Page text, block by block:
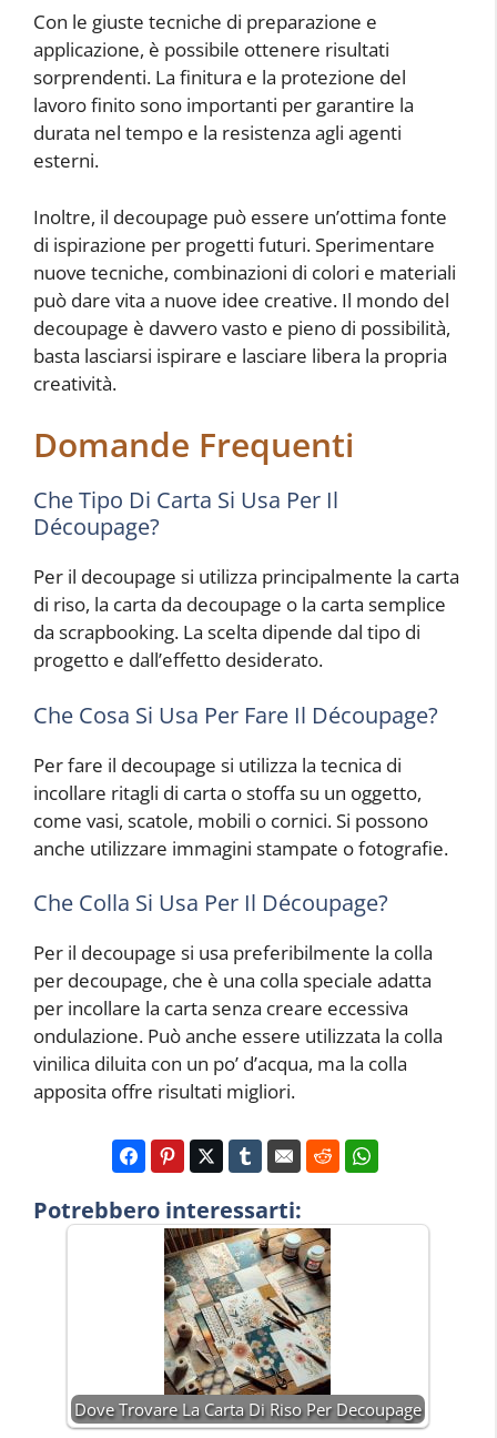
Con le giuste tecniche di preparazione e
applicazione, è possibile ottenere risultati
sorprendenti. La finitura e la protezione del
lavoro finito sono importanti per garantire la
durata nel tempo e la resistenza agli agenti
esterni.
Inoltre, il decoupage può essere un’ottima fonte
di ispirazione per progetti futuri. Sperimentare
nuove tecniche, combinazioni di colori e materiali
può dare vita a nuove idee creative. Il mondo del
decoupage è davvero vasto e pieno di possibilità,
basta lasciarsi ispirare e lasciare libera la propria
creatività.
Domande Frequenti
Che Tipo Di Carta Si Usa Per Il
Découpage?
Per il decoupage si utilizza principalmente la carta
di riso, la carta da decoupage o la carta semplice
da scrapbooking. La scelta dipende dal tipo di
progetto e dall’effetto desiderato.
Che Cosa Si Usa Per Fare Il Découpage?
Per fare il decoupage si utilizza la tecnica di
incollare ritagli di carta o stoffa su un oggetto,
come vasi, scatole, mobili o cornici. Si possono
anche utilizzare immagini stampate o fotografie.
Che Colla Si Usa Per Il Découpage?
Per il decoupage si usa preferibilmente la colla
per decoupage, che è una colla speciale adatta
per incollare la carta senza creare eccessiva
ondulazione. Può anche essere utilizzata la colla
vinilica diluita con un po’ d’acqua, ma la colla
apposita offre risultati migliori.
Potrebbero interessarti:
Dove Trovare La Carta Di Riso Per Decoupage